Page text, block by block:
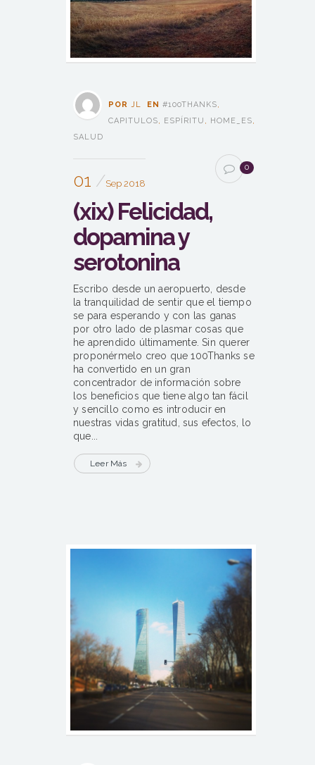
POR JL EN #100THANKS
CAPITULOS
ESPÍRITU HOME_ES
SALUD
01 Sep 2018
0
(xix) Felicidad,
dopamina y
serotonina
Escribo desde un aeropuerto, desde
la tranquilidad de sentir que el tiempo
se para esperando y con las ganas
por otro lado de plasmar cosas que
he aprendido últimamente. Sin querer
proponérmelo creo que 100Thanks se
ha convertido en un gran
concentrador de información sobre
los beneficios que tiene algo tan fácil
y sencillo como es introducir en
nuestras vidas gratitud, sus efectos, lo
que...
Leer Más